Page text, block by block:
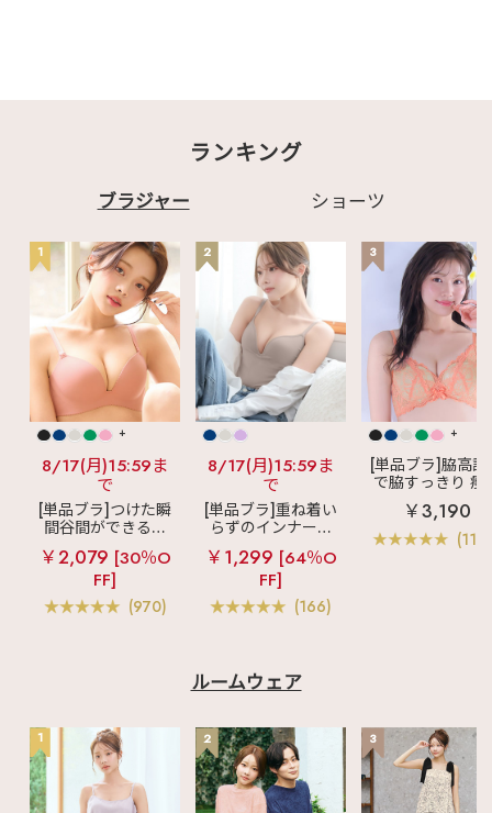
ランキング
ブラジャー ショーツ
1
+
8/17(月)15:59ま
で
[単品ブラ]つけた瞬
間谷間ができるシ
ームレスブラ
超
盛ブラ(R) シームレ
ス 単品ブラジャー
￥2,079 [30％O
FF]
(970)
2
8/17(月)15:59ま
で
[単品ブラ]重ね着い
らずのインナーブ
ラ
リッチバスト
ブラトップ (ワイヤ
ー入り)
￥1,299 [64％O
FF]
(166)
3
+
[単品ブラ]脇高設
で脇すっきり 痩
見えブラ
カシ
クールレース脇
ブラ(R) 単品ブラ
ャー
￥3,190
ルームウェア
1 2 3